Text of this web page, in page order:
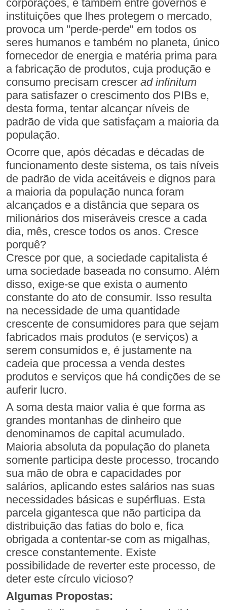
corporações, e também entre governos e
instituições que lhes protegem o mercado,
provoca um "perde-perde" em todos os
seres humanos e também no planeta, único
fornecedor de energia e matéria prima para
a fabricação de produtos, cuja produção e
consumo precisam crescer ad infinitum
para satisfazer o crescimento dos PIBs e,
desta forma, tentar alcançar níveis de
padrão de vida que satisfaçam a maioria da
população.
Ocorre que, após décadas e décadas de
funcionamento deste sistema, os tais níveis
de padrão de vida aceitáveis e dignos para
a maioria da população nunca foram
alcançados e a distância que separa os
milionários dos miseráveis cresce a cada
dia, mês, cresce todos os anos. Cresce
porquê?
Cresce por que, a sociedade capitalista é
uma sociedade baseada no consumo. Além
disso, exige-se que exista o aumento
constante do ato de consumir. Isso resulta
na necessidade de uma quantidade
crescente de consumidores para que sejam
fabricados mais produtos (e serviços) a
serem consumidos e, é justamente na
cadeia que processa a venda destes
produtos e serviços que há condições de se
auferir lucro.
A soma desta maior valia é que forma as
grandes montanhas de dinheiro que
denominamos de capital acumulado.
Maioria absoluta da população do planeta
somente participa deste processo, trocando
sua mão de obra e capacidades por
salários, aplicando estes salários nas suas
necessidades básicas e supérfluas. Esta
parcela gigantesca que não participa da
distribuição das fatias do bolo e, fica
obrigada a contentar-se com as migalhas,
cresce constantemente. Existe
possibilidade de reverter este processo, de
deter este círculo vicioso?
Algumas Propostas: